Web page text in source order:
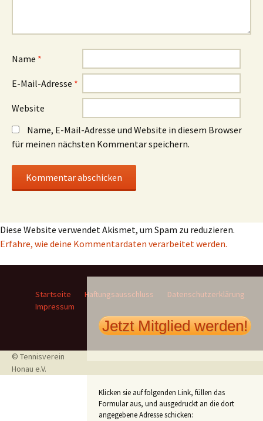
Name *
E-Mail-Adresse *
Website
Name, E-Mail-Adresse und Website in diesem Browser
für meinen nächsten Kommentar speichern.
Diese Website verwendet Akismet, um Spam zu reduzieren.
Erfahre, wie deine Kommentardaten verarbeitet werden.
Jetzt Mitglied werden!
Klicken sie auf folgenden Link, füllen das
Formular aus, und ausgedruckt an die dort
angegebene Adresse schicken:
Startseite Haftungsausschluss
Datenschutzerklärung
Impressum
© Tennisverein
Honau e.V.